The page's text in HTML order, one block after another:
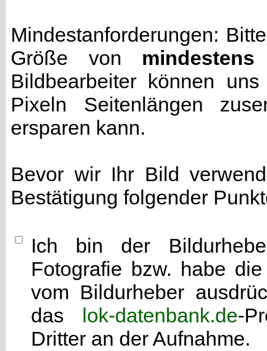
Mindestanforderungen:
Größe von
Bildbearbeiter können
Pixeln Seitenlängen
ersparen kann.
Bevor wir Ihr Bild
Bestätigung folgender
Ich bin der
Fotografie bzw. habe
vom Bildurheber
das lok-datenbank.de-
Dritter an der Aufnahme.